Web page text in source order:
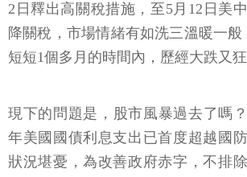
2日釋出高關稅措施，至5月12日美
降關稅，市場情緒有如洗三溫暖一
短短1個多月的時間內，歷經大跌又狂
現下的問題是，股市風暴過去了嗎
年美國國債利息支出已首度超越國
狀況堪憂，為改善政府赤字，不排